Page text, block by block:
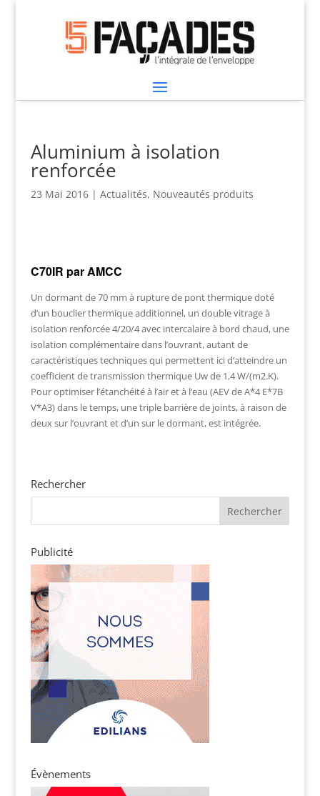
Aluminium à isolation
renforcée
23 Mai 2016| Actualités, Nouveautés produits
C70IR par AMCC
Un dormant de 70 mm à rupture de pont thermique doté
d’un bouclier thermique additionnel, un double vitrage à
isolation renforcée 4/20/4 avec intercalaire à bord chaud, une
isolation complémentaire dans l’ouvrant, autant de
caractéristiques techniques qui permettent ici d’atteindre un
coefficient de transmission thermique Uw de 1,4 W/(m2.K).
Pour optimiser l’étanchéité à l’air et à l’eau (AEV de A*4 E*7B
V*A3) dans le temps, une triple barrière de joints, à raison de
deux sur l’ouvrant et d’un sur le dormant, est intégrée.
Rechercher
Publicité
Évènements